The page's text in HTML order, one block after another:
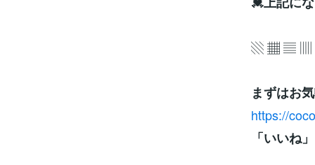
▧ ▦ ▤
まずはお
https://
「いいね